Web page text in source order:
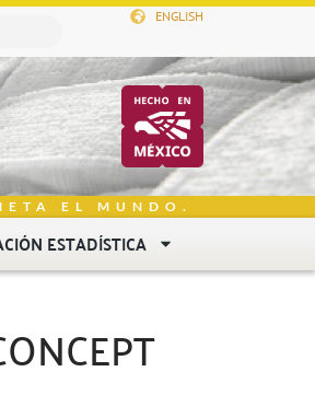
ENGLISH
EL MUNDO.
ESTADÍSTICA